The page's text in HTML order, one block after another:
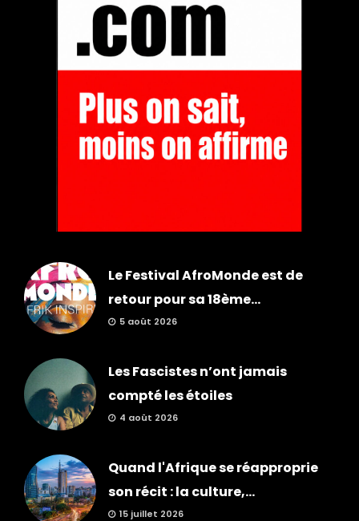
Le Festival AfroMonde est de
retour pour sa 18ème...
5 août 2026
Les Fascistes n’ont jamais
compté les étoiles
4 août 2026
Quand l'Afrique se réapproprie
son récit : la culture,...
15 juillet 2026